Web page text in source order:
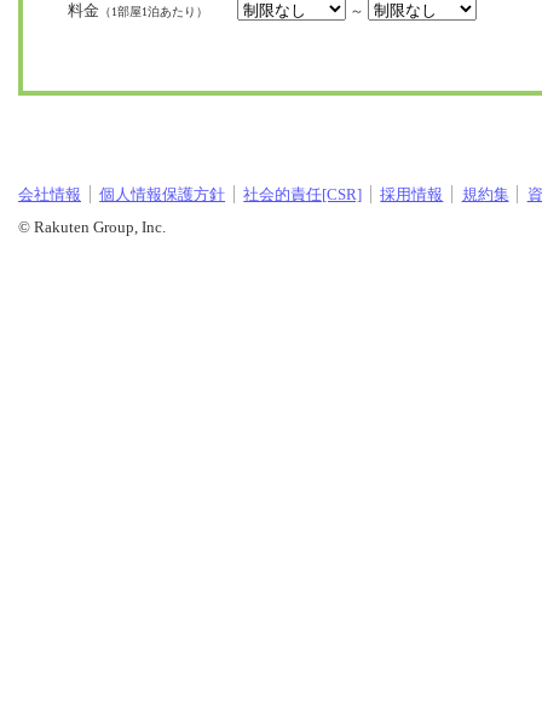
料金 （1部屋1泊あたり） ～
会社情報 個人情報保護方針 社会的責任[CSR] 採用情報 規約集
© Rakuten Group, Inc.